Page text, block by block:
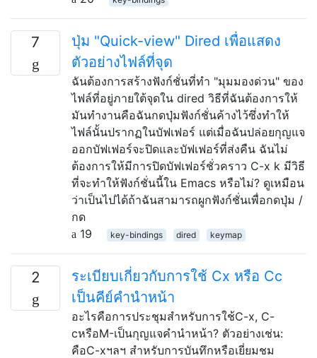
7
ปุ่ม "Quick-view" Dired เพื่อแสดง
ตัวอย่างไฟล์ที่จุด
ฉันต้องการสร้างฟังก์ชั่นที่ทำ "มุมมองด่วน" ของ
ไฟล์ที่อยู่ภายใต้จุดใน dired วิธีที่ฉันต้องการให้
มันทำงานคือฉันกดปุ่มฟังก์ชั่นค้างไว้ซึ่งทำให้
ไฟล์นั้นปรากฏในบัฟเฟอร์ แต่เมื่อฉันปล่อยกุญแจ
ออกบัฟเฟอร์จะปิดและบัฟเฟอร์ที่ส่งคืน ฉันไม่
ต้องการให้มีการปิดบัฟเฟอร์ชั่วคราว C-x k มีวิธี
ที่จะทำให้ฟังก์ชั่นนี้ใน Emacs หรือไม่? ดูเหมือน
ว่าเป็นไปได้ถ้าฉันสามารถผูกฟังก์ชั่นเพื่อกดปุ่ม /
กด
19
key-bindings dired keymap
2
ระเบียบเกี่ยวกับการใช้ Cx หรือ Cc
เป็นคีย์คำนำหน้า
อะไรคือการประชุมสำหรับการใช้C-x, C-
cหรือM-เป็นกุญแจคำนำหน้า? ตัวอย่างเช่น:
คือC-xฯลฯ สำหรับการบันทึกหรือเยี่ยมชม